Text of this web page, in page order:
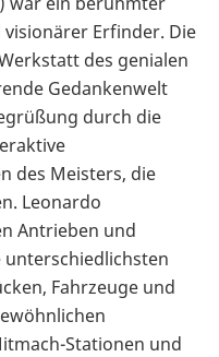
Erfinder. Die
des genialen
Gedankenwelt
durch die
des Meisters, die
Leonardo
Antrieben und
Fahrzeuge und
Stationen und